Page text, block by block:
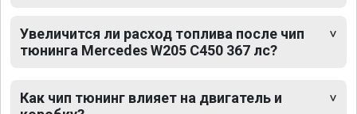
Увеличится ли расход топлива после чип
тюнинга Mercedes W205 C450 367 лс?
Как чип тюнинг влияет на двигатель и